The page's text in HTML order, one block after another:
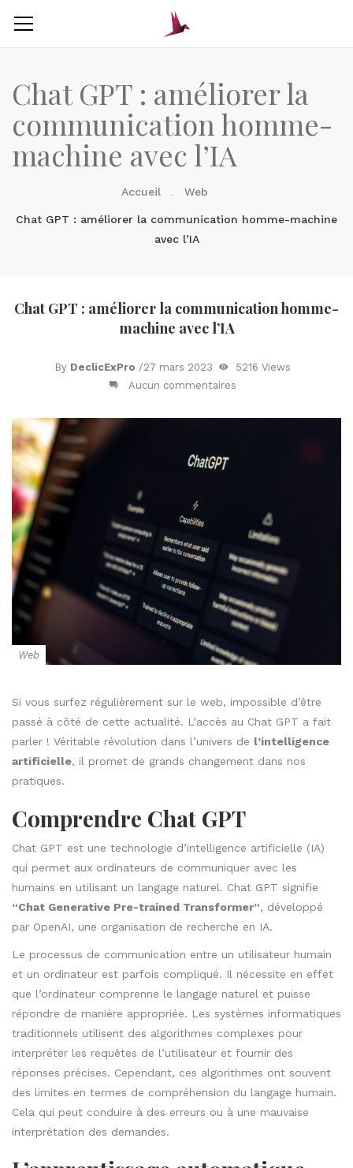
Chat GPT : améliorer la
communication homme-
machine avec l’IA
Accueil Web
Chat GPT : améliorer la communication homme-machine
avec l’IA
Chat GPT : améliorer la communication homme-
machine avec l’IA
By DeclicExPro /27 mars 2023
5216 Views
Aucun commentaires
Web
Si vous surfez régulièrement sur le web, impossible d’être
passé à côté de cette actualité. L’accès au Chat GPT a fait
parler ! Véritable révolution dans l’univers de l’intelligence
artificielle, il promet de grands changement dans nos
pratiques.
Comprendre Chat GPT
Chat GPT est une technologie d’intelligence artificielle (IA)
qui permet aux ordinateurs de communiquer avec les
humains en utilisant un langage naturel. Chat GPT signifie
“Chat Generative Pre-trained Transformer”, développé
par OpenAI, une organisation de recherche en IA.
Le processus de communication entre un utilisateur humain
et un ordinateur est parfois compliqué. Il nécessite en effet
que l’ordinateur comprenne le langage naturel et puisse
répondre de manière appropriée. Les systèmes informatiques
traditionnels utilisent des algorithmes complexes pour
interpréter les requêtes de l’utilisateur et fournir des
réponses précises. Cependant, ces algorithmes ont souvent
des limites en termes de compréhension du langage humain.
Cela qui peut conduire à des erreurs ou à une mauvaise
interprétation des demandes.